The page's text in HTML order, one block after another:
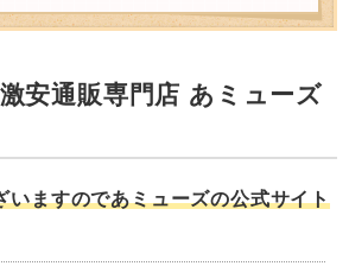
安通販専門店 あミューズ
いますのであミューズの公式サイト